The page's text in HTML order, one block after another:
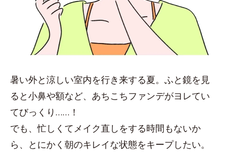
暑い外と涼しい室内を行き来する夏。ふと鏡を見
ると小鼻や額など、あちこちファンデがヨレてい
てびっくり……！
でも、忙しくてメイク直しをする時間もないか
ら、とにかく朝のキレイな状態をキープしたい。